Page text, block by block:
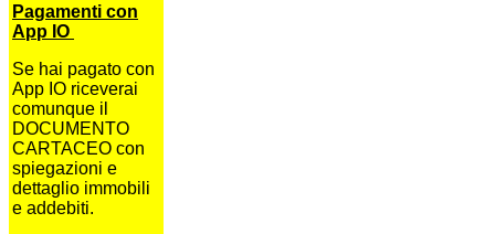
Pagamenti con
App IO
Se hai pagato con
App IO riceverai
comunque il
DOCUMENTO
CARTACEO con
spiegazioni e
dettaglio immobili
e addebiti.